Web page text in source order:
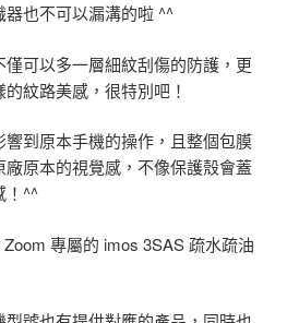
也不可以漏溝的啦 ^^
可以多一層細紋刮傷的防護，更
紋路美感，很特別吧！
到原本手機的操作，且整個包膜
原本的視覺感，不像保護殼會蓋
！^^
專屬的 imos 3SAS 疏水疏油